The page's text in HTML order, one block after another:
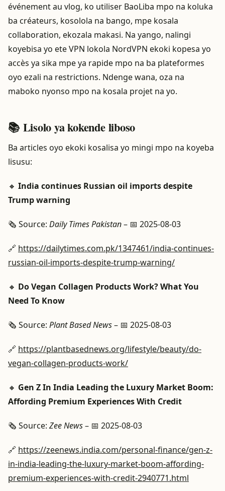
événement au vlog, ko utiliser BaoLiba mpo na koluka
ba créateurs, kosolola na bango, mpe kosala
collaboration, ekozala makasi. Na yango, nalingi
koyebisa yo ete VPN lokola NordVPN ekoki kopesa yo
accès ya sika mpe ya rapide mpo na ba plateformes
oyo ezali na restrictions. Ndenge wana, oza na
maboko nyonso mpo na kosala projet na yo.
📚 Lisolo ya kokende liboso
Ba articles oyo ekoki kosalisa yo mingi mpo na koyeba
lisusu:
🔸 India continues Russian oil imports despite
Trump warning
🗞️ Source: Daily Times Pakistan– 📅 2025-08-03
🔗 https://dailytimes.com.pk/1347461/india-continues-
russian-oil-imports-despite-trump-warning/
🔸 Do Vegan Collagen Products Work? What You
Need To Know
🗞️ Source: Plant Based News– 📅 2025-08-03
🔗 https://plantbasednews.org/lifestyle/beauty/do-
vegan-collagen-products-work/
🔸 Gen Z In India Leading the Luxury Market Boom:
Affording Premium Experiences With Credit
🗞️ Source: Zee News– 📅 2025-08-03
🔗 https://zeenews.india.com/personal-finance/gen-z-
in-india-leading-the-luxury-market-boom-affording-
premium-experiences-with-credit-2940771.html